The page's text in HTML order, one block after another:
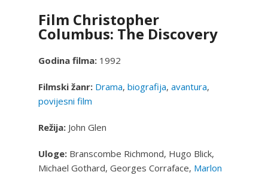
Film Christopher
Columbus: The Discovery
Godina filma: 1992
Filmski žanr: Drama, biografija, avantura,
povijesni film
Režija: John Glen
Uloge: Branscombe Richmond, Hugo Blick,
Michael Gothard, Georges Corraface, Marlon